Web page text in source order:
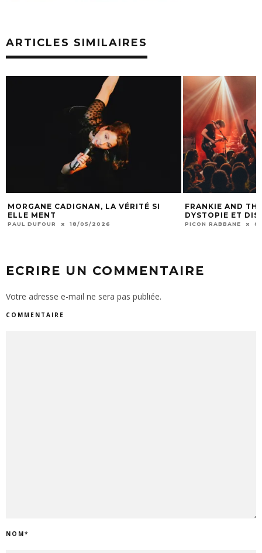
ARTICLES SIMILAIRES
MORGANE CADIGNAN, LA VÉRITÉ SI
ELLE MENT
PAUL DUFOUR 18/05/2026
FRANKIE AND
DYSTOPIE ET
PICON RABBANE
ECRIRE UN COMMENTAIRE
Votre adresse e-mail ne sera pas publiée.
COMMENTAIRE
NOM*